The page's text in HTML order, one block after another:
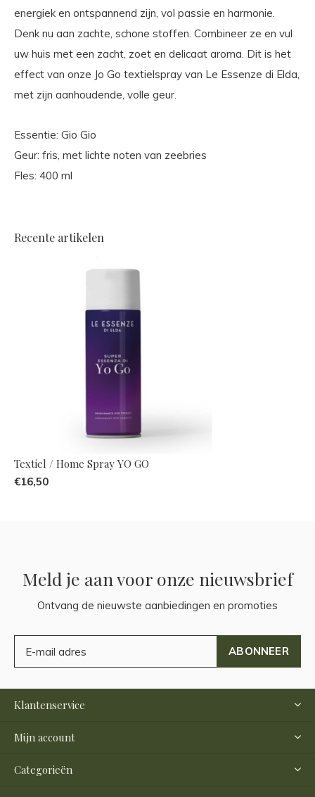
energiek en ontspannend zijn, vol passie en harmonie.
Denk nu aan zachte, schone stoffen. Combineer ze en vul
uw huis met een zacht, zoet en delicaat aroma. Dit is het
effect van onze Jo Go textielspray van Le Essenze di Elda,
met zijn aanhoudende, volle geur.
Essentie: Gio Gio
Geur: fris, met lichte noten van zeebries
Fles: 400 ml
Recente artikelen
Textiel / Home Spray YO GO
€16,50
Meld je aan voor onze nieuwsbrief
Ontvang de nieuwste aanbiedingen en promoties
ABONNEER
Klantenservice
Mijn account
Categorieën